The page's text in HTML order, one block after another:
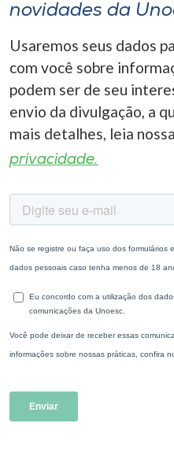
novidades da
Usaremos seus dados
com você sobre
podem ser de seu
envio da divulgação, a
mais detalhes, leia nossa
privacidade.